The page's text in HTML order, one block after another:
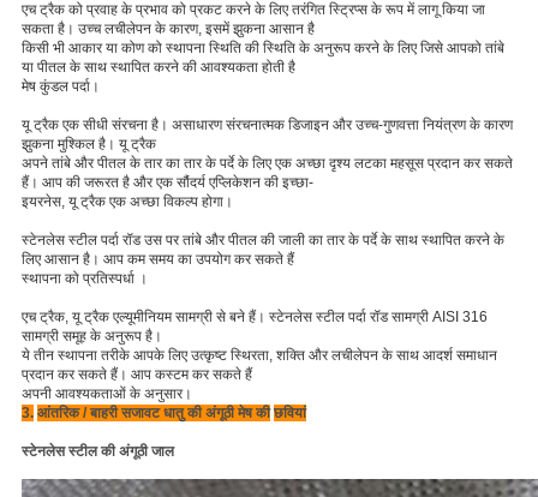
एच ट्रैक को प्रवाह के प्रभाव को प्रकट करने के लिए तरंगित स्ट्रिप्स के रूप में लागू किया जा
सकता है। उच्च लचीलेपन के कारण, इसमें झुकना आसान है
किसी भी आकार या कोण को स्थापना स्थिति की स्थिति के अनुरूप करने के लिए जिसे आपको तांबे
या पीतल के साथ स्थापित करने की आवश्यकता होती है
मेष कुंडल पर्दा।
यू ट्रैक एक सीधी संरचना है। असाधारण संरचनात्मक डिजाइन और उच्च-गुणवत्ता नियंत्रण के कारण
झुकना मुश्किल है। यू ट्रैक
अपने तांबे और पीतल के तार का तार के पर्दे के लिए एक अच्छा दृश्य लटका महसूस प्रदान कर सकते
हैं। आप की जरूरत है और एक सौंदर्य एप्लिकेशन की इच्छा-
इयरनेस, यू ट्रैक एक अच्छा विकल्प होगा।
स्टेनलेस स्टील पर्दा रॉड उस पर तांबे और पीतल की जाली का तार के पर्दे के साथ स्थापित करने के
लिए आसान है। आप कम समय का उपयोग कर सकते हैं
स्थापना को प्रतिस्पर्धा ।
एच ट्रैक, यू ट्रैक एल्यूमीनियम सामग्री से बने हैं। स्टेनलेस स्टील पर्दा रॉड सामग्री AISI 316
सामग्री समूह के अनुरूप है।
ये तीन स्थापना तरीके आपके लिए उत्कृष्ट स्थिरता, शक्ति और लचीलेपन के साथ आदर्श समाधान
प्रदान कर सकते हैं। आप कस्टम कर सकते हैं
अपनी आवश्यकताओं के अनुसार।
3. आंतरिक / बाहरी सजावट धातु की अंगूठी मेष की छवियां
स्टेनलेस स्टील की अंगूठी जाल